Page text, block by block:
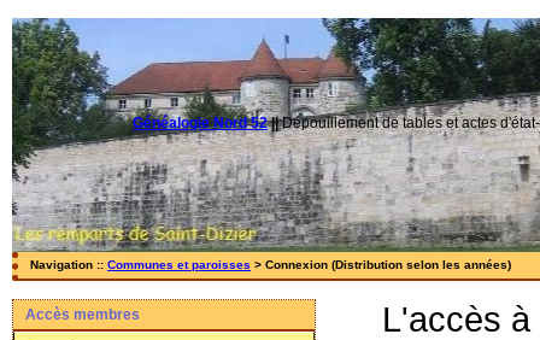
Généalogie Nord 52||Dépouillement de tables et actes
Navigation :: Communes et paroisses > Connexion (Distribution selon les années)
Accès membres L'accès